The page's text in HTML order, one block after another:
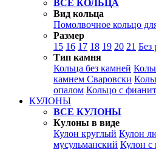
ВСЕ КОЛЬЦА
Вид кольца
Помолвочное кольцо
Размер
15 16 17 18 19 20 21 Без
Тип камня
Кольца без камней
камнем Сваровски
опалом Кольцо с
КУЛОНЫ
ВСЕ КУЛОНЫ
Кулоны в виде
Кулон круглый Кулон
мусульманский Кулон с